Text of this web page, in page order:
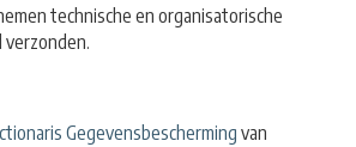
technische en organisatorische
Gegevensbeschermingvan